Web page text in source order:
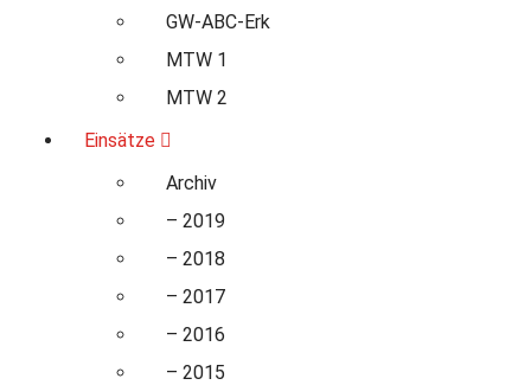
GW-ABC-Erk
MTW 1
MTW 2
Einsätze
Archiv
– 2019
– 2018
– 2017
– 2016
– 2015